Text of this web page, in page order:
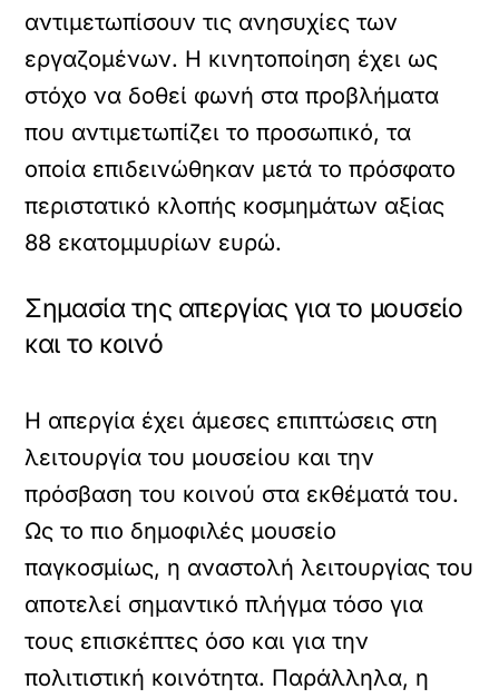
αντιμετωπίσουν τις ανησυχίες των
εργαζομένων. Η κινητοποίηση έχει ως
στόχο να δοθεί φωνή στα προβλήματα
που αντιμετωπίζει το προσωπικό, τα
οποία επιδεινώθηκαν μετά το πρόσφατο
περιστατικό κλοπής κοσμημάτων αξίας
88 εκατομμυρίων ευρώ.
Σημασία της απεργίας για το μουσείο
και το κοινό
Η απεργία έχει άμεσες επιπτώσεις στη
λειτουργία του μουσείου και την
πρόσβαση του κοινού στα εκθέματά του.
Ως το πιο δημοφιλές μουσείο
παγκοσμίως, η αναστολή λειτουργίας του
αποτελεί σημαντικό πλήγμα τόσο για
τους επισκέπτες όσο και για την
πολιτιστική κοινότητα. Παράλληλα, η